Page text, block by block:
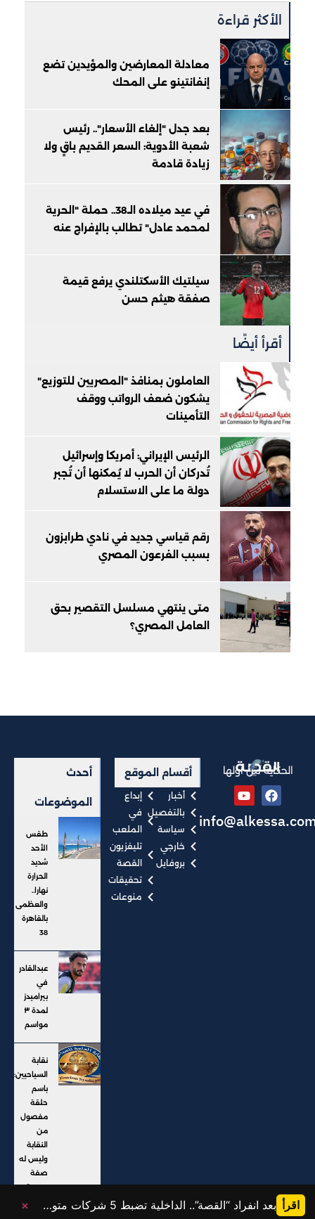
الأكثر قراءة
معادلة المعارضين والمؤيدين تضع
إنفانتينو على المحك
بعد جدل "إلغاء الأسعار".. رئيس
شعبة الأدوية: السعر القديم باقٍ ولا
زيادة قادمة
في عيد ميلاده الـ38.. حملة "الحرية
لمحمد عادل" تطالب بالإفراج عنه
سيلتيك الأسكتلندي يرفع قيمة
صفقة هيثم حسن
أقرأ أيضًا
العاملون بمنافذ "المصريين للتوزيع"
يشكون ضعف الرواتب ووقف
التأمينات
الرئيس الإيراني: أمريكا وإسرائيل
تُدركان أن الحرب لا يُمكنها أن تُجبر
دولة ما على الاستسلام
رقم قياسي جديد في نادي طرابزون
بسبب الفرعون المصري
متى ينتهي مسلسل التقصير بحق
العامل المصري؟
الحكاية من أولها أقسام الموقع
أخبار
بالتفصيل
سياسة
خارجي
بروفايل
إبداع
في
الملعب
تليفزيون
القصة
تحقيقات
منوعات
أحدث
الموضوعات
طقس
الأحد
شديد
الحرارة
نهارا..
والعظمى
بالقاهرة
38
عبدالقادر
في
بيراميدز
لمدة ٣
مواسم
نقابة
السياحيين:
باسم
حلقة
مفصول
من
النقابة
وليس له
صفة
رسمية
@ جميع الحقوق محفوظة، موقع القصة 2025، تم التطوير بواسطة: Karim Saad
اقرأ بعد انفراد “القصة”.. الداخلية تضبط 5 شركات متورطة في النصب على المواطنين وإيهامهم بفرص عمل خارج البلاد ×